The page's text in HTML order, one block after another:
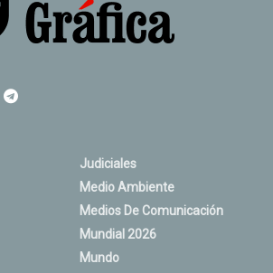
Judiciales
Medio Ambiente
Medios De Comunicación
Mundial 2026
Mundo